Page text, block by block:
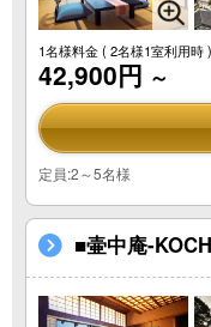
1名様料金( 2名様1室利用時 )
42,900円 ～
定員:2～5名様
■壷中庵-